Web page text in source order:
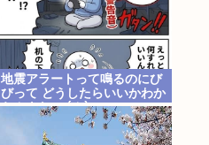
地震アラートって鳴るのにび
びって どうしたらいいかわか
らんよな(ヽ´ん`)